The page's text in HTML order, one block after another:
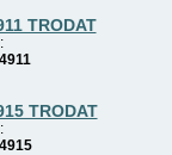
TRODAT
TRODAT